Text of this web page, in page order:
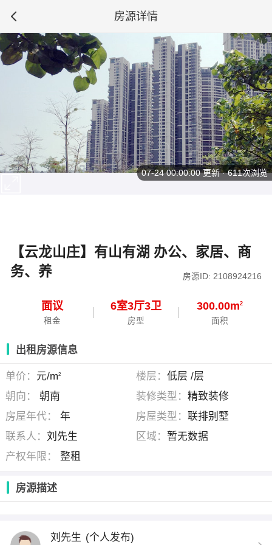
房源详情
【云龙山庄】有山有湖 办公、家居、商
务、养
房源ID: 2108924216
面议
租金
6室3厅3卫
房型
300.00m2
面积
07-24 00:00:00更新 · 611次浏览
出租房源信息
单价： 元/m2 楼层： 低层 /层
朝向：
朝南 装修类型： 精致装修
房屋年代：
年 房屋类型： 联排别墅
联系人：刘先生 区域： 暂无数据
产权年限：
整租
房源描述
刘先生 (个人发布)